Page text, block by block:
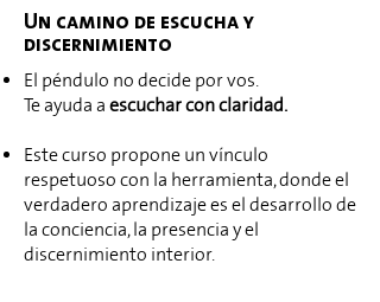
Un camino de escucha y
discernimiento
El péndulo no decide por vos.
Te ayuda a escuchar con claridad.
Este curso propone un vínculo
respetuoso con la herramienta, donde el
verdadero aprendizaje es el desarrollo de
la conciencia, la presencia y el
discernimiento interior.